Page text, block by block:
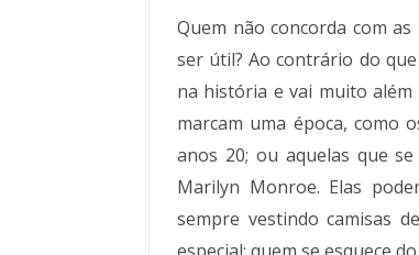
Quem não concorda com as
ser útil? Ao contrário do
na história e vai muito
marcam uma época, como
anos 20; ou aquelas que
Marilyn Monroe. Elas
sempre vestindo camisas